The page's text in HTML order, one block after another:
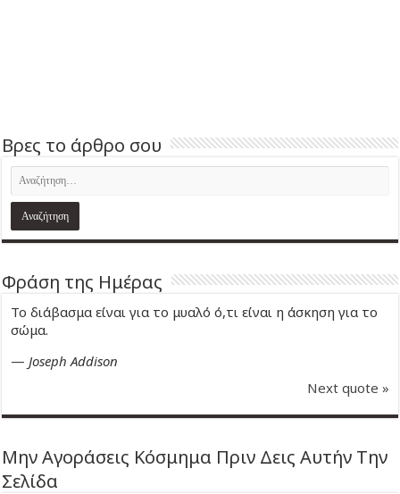
Βρες το άρθρο σου
Φράση της Ημέρας
Το διάβασμα είναι για το μυαλό ό,τι είναι η άσκηση για το
σώμα.
— Joseph Addison
Next quote »
Μην Αγοράσεις Κόσμημα Πριν Δεις Αυτήν Την
Σελίδα